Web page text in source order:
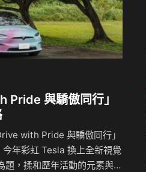
與驕傲同行」
with Pride 與驕傲同行」
年彩虹 Tesla 換上全新視覺
題，揉和歷年活動的元素與精